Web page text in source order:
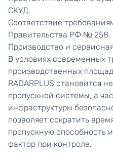
СКУД.
Соответствие
Правительства РФ № 258.
Производство и
В условиях современных
производственных
RADARPLUS становится
пропускной системы, а
инфраструктуры
позволяет сократить
пропускную способность
фактор при контроле.